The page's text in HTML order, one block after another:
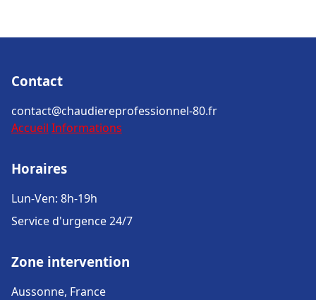
Contact
contact@chaudiereprofessionnel-80.fr
Accueil Informations
Horaires
Lun-Ven: 8h-19h
Service d'urgence 24/7
Zone intervention
Aussonne, France